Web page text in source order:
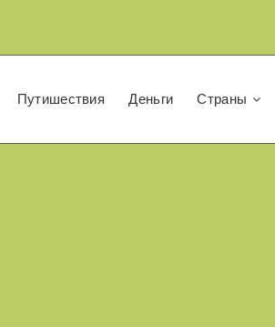
Путишествия Деньги Страны